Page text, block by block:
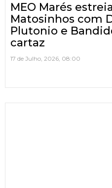
MEO Marés
Matosinhos com
Plutonio e
cartaz
17 de Julho, 2026, 08:00